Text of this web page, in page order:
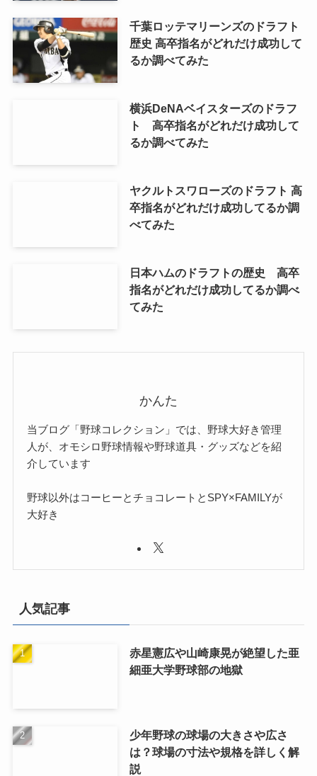
千葉ロッテマリーンズのドラフト
歴史 高卒指名がどれだけ成功して
るか調べてみた
横浜DeNAベイスターズのドラフ
ト 高卒指名がどれだけ成功して
るか調べてみた
ヤクルトスワローズのドラフト 高
卒指名がどれだけ成功してるか調
べてみた
日本ハムのドラフトの歴史 高卒
指名がどれだけ成功してるか調べ
てみた
かんた
当ブログ「野球コレクション」では、野球大好き管理
人が、オモシロ野球情報や野球道具・グッズなどを紹
介しています
野球以外はコーヒーとチョコレートとSPY×FAMILYが
大好き
人気記事
赤星憲広や山崎康晃が絶望した亜
細亜大学野球部の地獄
少年野球の球場の大きさや広さ
は？球場の寸法や規格を詳しく解
説